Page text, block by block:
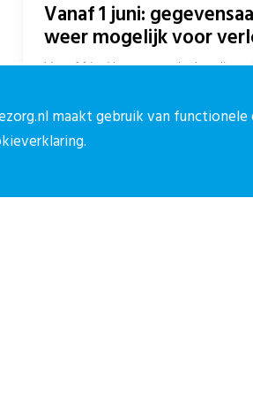
Vanaf 1 juni:
weer mogelijk voor
Vanaf 1 juni kunnen
de...
maakt gebruik van